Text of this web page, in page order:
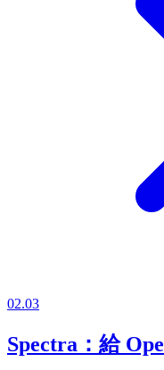
02.03
Spectra：給